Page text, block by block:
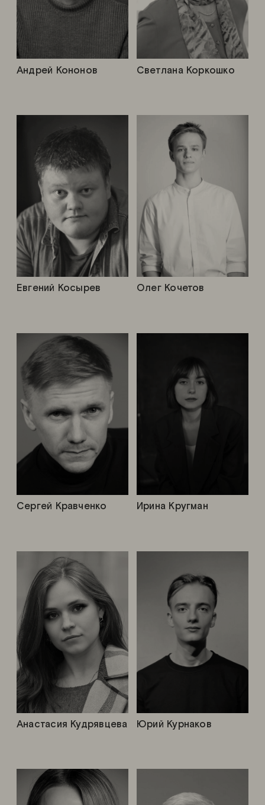
Светлана Коркошко
Ирина Кругман
Андрей Кононов
Юрий Курнаков
Евгений Косырев
Сергей Кравченко
Анастасия Кудрявцева
Олег Кочетов